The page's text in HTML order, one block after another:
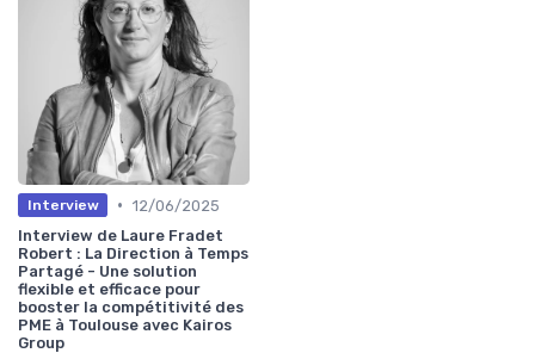
Interview • 12/06/2025
Interview de Laure Fradet
Robert : La Direction à Temps
Partagé - Une solution
flexible et efficace pour
booster la compétitivité des
PME à Toulouse avec Kairos
Group